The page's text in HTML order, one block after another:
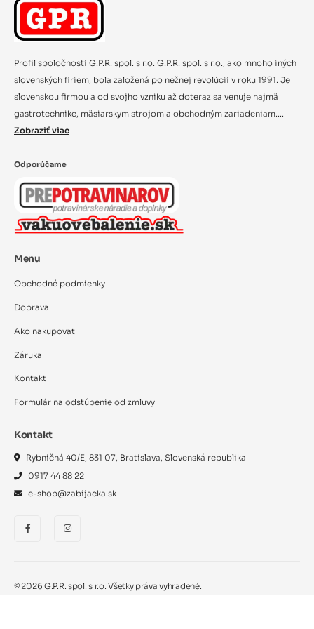
Profil spoločnosti G.P.R. spol. s r.o. G.P.R. spol. s r.o., ako mnoho iných
slovenských firiem, bola založená po nežnej revolúcii v roku 1991. Je
slovenskou firmou a od svojho vzniku až doteraz sa venuje najmä
gastrotechnike, mäsiarskym strojom a obchodným zariadeniam....
Zobraziť viac
Odporúčame
Menu
Obchodné podmienky
Doprava
Ako nakupovať
Záruka
Kontakt
Formulár na odstúpenie od zmluvy
Kontakt
Rybničná 40/E, 831 07, Bratislava, Slovenská republika
0917 44 88 22
e-shop@zabijacka.sk
© 2026 G.P.R. spol. s r.o. Všetky práva vyhradené.